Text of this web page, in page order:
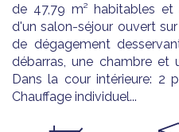
de 47,79 m² habitables
d'un salon-séjour ouvert
de dégagement
débarras, une chambre et
Dans la cour intérieure: 2
Chauffage individuel...